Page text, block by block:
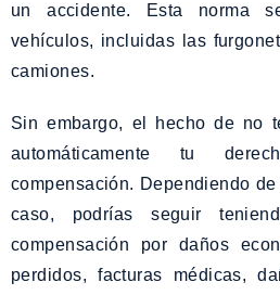
un accidente. Esta norma
vehículos, incluidas las
camiones.
Sin embargo, el hecho de no
automáticamente tu
compensación. Dependiendo
caso, podrías seguir
compensación por daños
perdidos, facturas médicas,